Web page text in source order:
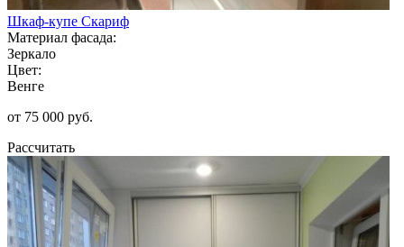
Шкаф-купе Скариф
Материал фасада:
Зеркало
Цвет:
Венге
от 75 000 руб.
Рассчитать